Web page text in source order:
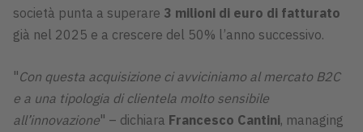
società punta a superare 3 milioni di euro di fatturato
già nel 2025 e a crescere del 50% l’anno successivo.
"Con questa acquisizione ci avviciniamo al mercato B2C
e a una tipologia di clientela molto sensibile
all’innovazione" – dichiara Francesco Cantini, managing